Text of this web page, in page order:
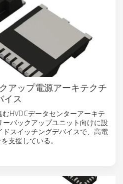
アップ電源アーキテクチ
イス
HVDCデータセンターアーキテ
バックアップユニット向けに設
スイッチングデバイスで、高電
支援している。